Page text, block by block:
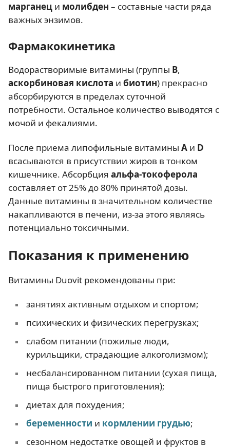
марганец и молибден – составные части ряда
важных энзимов.
Фармакокинетика
Водорастворимые витамины (группы B,
аскорбиновая кислота и биотин) прекрасно
абсорбируются в пределах суточной
потребности. Остальное количество выводятся с
мочой и фекалиями.
После приема липофильные витамины A и D
всасываются в присутствии жиров в тонком
кишечнике. Абсорбция альфа-токоферола
составляет от 25% до 80% принятой дозы.
Данные витамины в значительном количестве
накапливаются в печени, из-за этого являясь
потенциально токсичными.
Показания к применению
Витамины Duovit рекомендованы при:
занятиях активным отдыхом и спортом;
психических и физических перегрузках;
слабом питании (пожилые люди,
курильщики, страдающие алкоголизмом);
несбалансированном питании (сухая пища,
пища быстрого приготовления);
диетах для похудения;
беременности и кормлении грудью;
сезонном недостатке овощей и фруктов в